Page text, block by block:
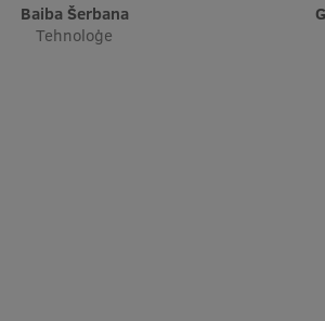
Baiba Šerbana
Tehnoloģe